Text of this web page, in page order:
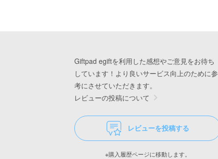
Giftpad egiftを利用した感想やご意見をお待ち
しています！より良いサービス向上のために参
考にさせていただきます。
レビューの投稿について
レビューを投稿する
※購入履歴ページに移動します。